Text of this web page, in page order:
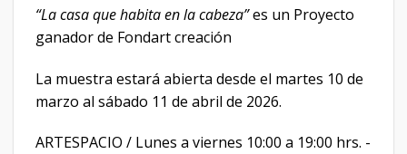
“La casa que habita en la cabeza”es un Proyecto
ganador de Fondart creación
La muestra estará abierta desde el martes 10 de
marzo al sábado 11 de abril de 2026.
ARTESPACIO / Lunes a viernes 10:00 a 19:00 hrs. -